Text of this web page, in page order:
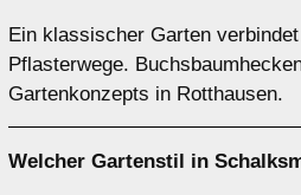
Ein klassischer Garten
Pflasterwege.
Gartenkonzepts in Rotthausen.
Welcher Gartenstil in